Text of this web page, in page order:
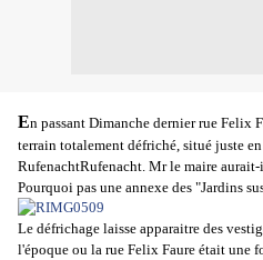
En passant Dimanche dernier rue Felix
terrain totalement défriché, situé juste
RufenachtRufenacht. Mr le maire
Pourquoi pas une annexe des "Jardins
Le défrichage laisse apparaitre des
l'époque ou la rue Felix Faure était une